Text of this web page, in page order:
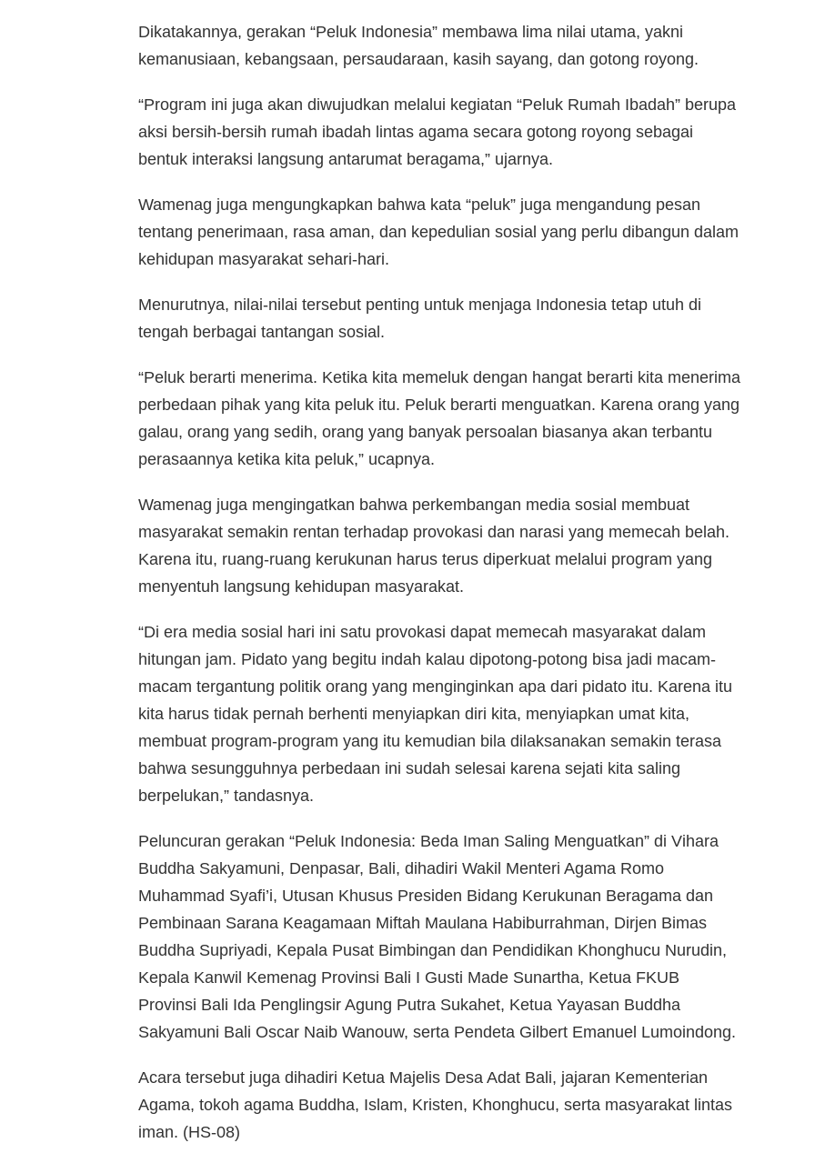
Dikatakannya, gerakan “Peluk Indonesia” membawa lima nilai utama, yakni
kemanusiaan, kebangsaan, persaudaraan, kasih sayang, dan gotong royong.
“Program ini juga akan diwujudkan melalui kegiatan “Peluk Rumah Ibadah” berupa
aksi bersih-bersih rumah ibadah lintas agama secara gotong royong sebagai
bentuk interaksi langsung antarumat beragama,” ujarnya.
Wamenag juga mengungkapkan bahwa kata “peluk” juga mengandung pesan
tentang penerimaan, rasa aman, dan kepedulian sosial yang perlu dibangun dalam
kehidupan masyarakat sehari-hari.
Menurutnya, nilai-nilai tersebut penting untuk menjaga Indonesia tetap utuh di
tengah berbagai tantangan sosial.
“Peluk berarti menerima. Ketika kita memeluk dengan hangat berarti kita menerima
perbedaan pihak yang kita peluk itu. Peluk berarti menguatkan. Karena orang yang
galau, orang yang sedih, orang yang banyak persoalan biasanya akan terbantu
perasaannya ketika kita peluk,” ucapnya.
Wamenag juga mengingatkan bahwa perkembangan media sosial membuat
masyarakat semakin rentan terhadap provokasi dan narasi yang memecah belah.
Karena itu, ruang-ruang kerukunan harus terus diperkuat melalui program yang
menyentuh langsung kehidupan masyarakat.
“Di era media sosial hari ini satu provokasi dapat memecah masyarakat dalam
hitungan jam. Pidato yang begitu indah kalau dipotong-potong bisa jadi macam-
macam tergantung politik orang yang menginginkan apa dari pidato itu. Karena itu
kita harus tidak pernah berhenti menyiapkan diri kita, menyiapkan umat kita,
membuat program-program yang itu kemudian bila dilaksanakan semakin terasa
bahwa sesungguhnya perbedaan ini sudah selesai karena sejati kita saling
berpelukan,” tandasnya.
Peluncuran gerakan “Peluk Indonesia: Beda Iman Saling Menguatkan” di Vihara
Buddha Sakyamuni, Denpasar, Bali, dihadiri Wakil Menteri Agama Romo
Muhammad Syafi’i, Utusan Khusus Presiden Bidang Kerukunan Beragama dan
Pembinaan Sarana Keagamaan Miftah Maulana Habiburrahman, Dirjen Bimas
Buddha Supriyadi, Kepala Pusat Bimbingan dan Pendidikan Khonghucu Nurudin,
Kepala Kanwil Kemenag Provinsi Bali I Gusti Made Sunartha, Ketua FKUB
Provinsi Bali Ida Penglingsir Agung Putra Sukahet, Ketua Yayasan Buddha
Sakyamuni Bali Oscar Naib Wanouw, serta Pendeta Gilbert Emanuel Lumoindong.
Acara tersebut juga dihadiri Ketua Majelis Desa Adat Bali, jajaran Kementerian
Agama, tokoh agama Buddha, Islam, Kristen, Khonghucu, serta masyarakat lintas
iman. (HS-08)